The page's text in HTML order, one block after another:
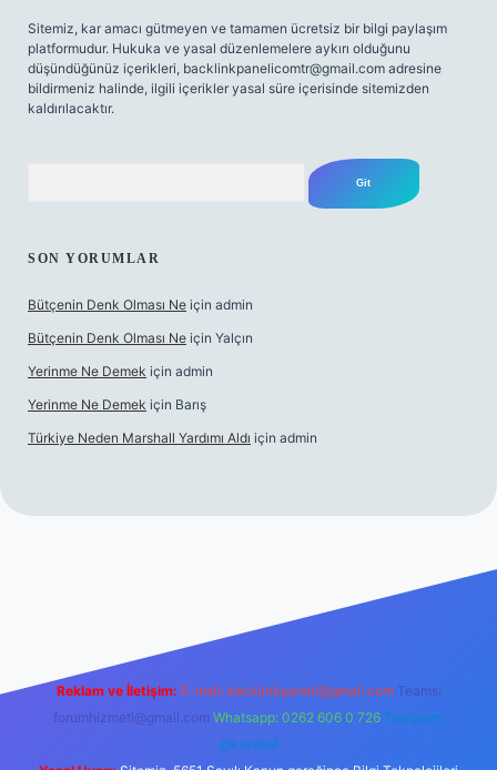
Sitemiz, kar amacı gütmeyen ve tamamen ücretsiz bir bilgi paylaşım
platformudur. Hukuka ve yasal düzenlemelere aykırı olduğunu
düşündüğünüz içerikleri, backlinkpanelicomtr@gmail.com adresine
bildirmeniz halinde, ilgili içerikler yasal süre içerisinde sitemizden
kaldırılacaktır.
SON YORUMLAR
Bütçenin Denk Olması Ne için admin
Bütçenin Denk Olması Ne için Yalçın
Yerinme Ne Demek için admin
Yerinme Ne Demek için Barış
Türkiye Neden Marshall Yardımı Aldı için admin
hiltonbet yeni giriş
Reklam ve İletişim: E-mail: backlinkpaneli@gmail.com Teams:
forumhizmeti@gmail.com Whatsapp: 0262 606 0 726 Telegram:
@karabul